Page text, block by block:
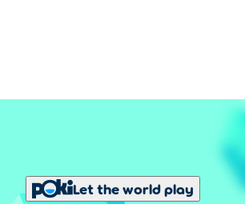
Let the world play